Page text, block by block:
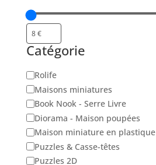
Catégorie
Catégorie
Rolife
Maisons miniatures
Book Nook - Serre Livre
Diorama - Maison poupées
Maison miniature en plastique
Puzzles & Casse-têtes
Puzzles 2D